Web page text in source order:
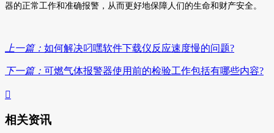
器的正常工作和准确报警，从而更好地保障人们的生命和财产安全。
上一篇： 如何解决叼嘿软件下载仪反应速度慢的问题?
下一篇： 可燃气体报警器使用前的检验工作包括有哪些内容?

相关资讯